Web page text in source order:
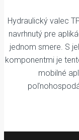
Hydraulický valec
navrhnutý pre
jednom smere. S
komponentmi je
mobilné